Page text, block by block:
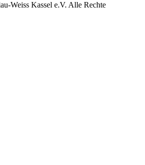
Weiss Kassel e.V. Alle Rechte